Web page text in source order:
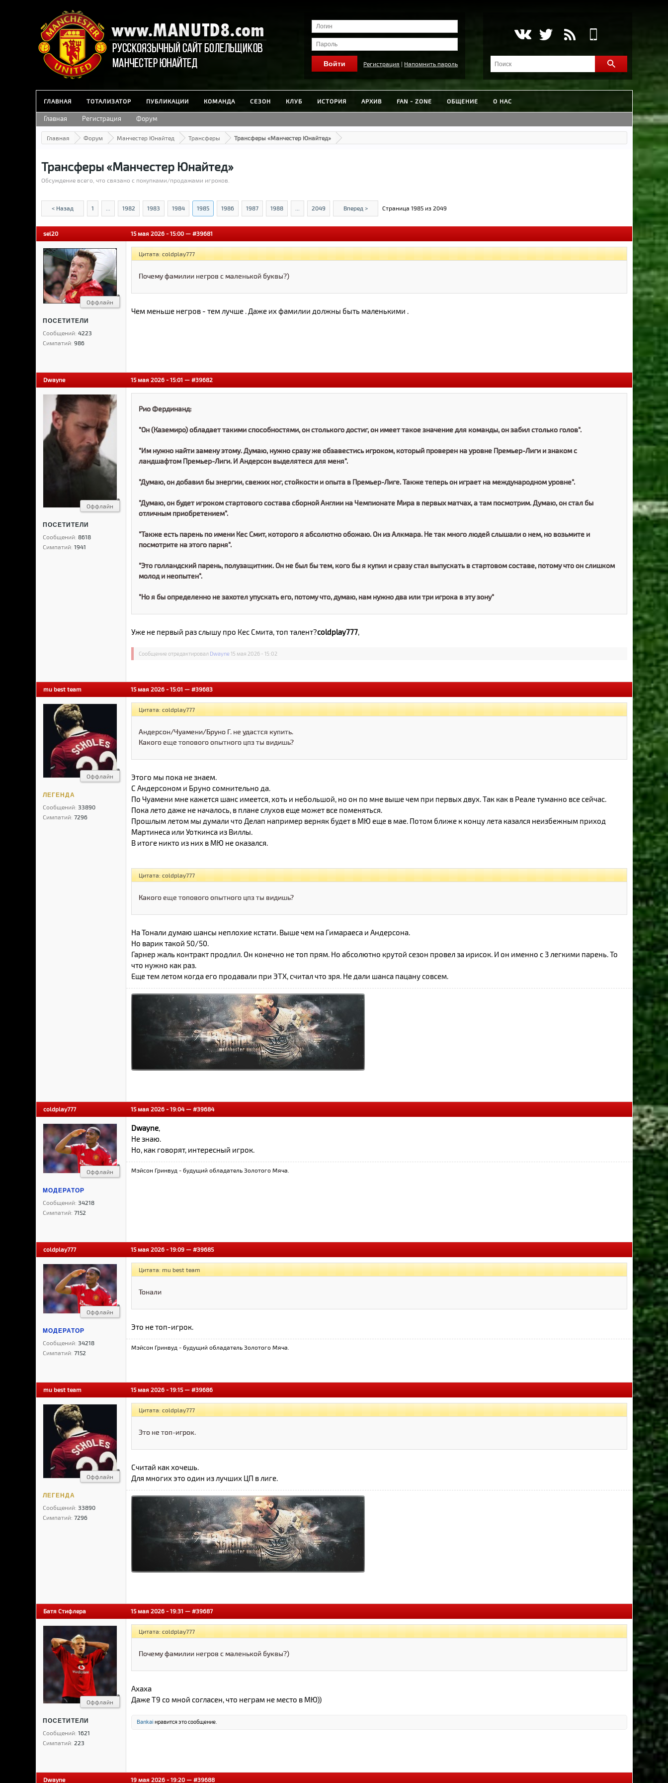
Регистрация | Напомнить пароль
ГЛАВНАЯ ТОТАЛИЗАТОР ПУБЛИКАЦИИ КОМАНДА СЕЗОН КЛУБ ИСТОРИЯ АРХИВ FAN - ZONE ОБЩЕНИЕ О НАС
Главная Регистрация Форум
Главная Форум Манчестер Юнайтед Трансферы Трансферы «Манчестер Юнайтед»
Трансферы «Манчестер Юнайтед»
Обсуждение всего, что связано с покупками/продажами игроков.
< Назад 1 1982 1983 1984 1985 1986 1987 1988 2049 Вперед > Страница 1985 из 2049
sel20 15 мая 2026 - 15:00 — #39681
Оффлайн
ПОСЕТИТЕЛИ
Сообщений: 4223
Симпатий: 986
Цитата: coldplay777
Почему фамилии негров с маленькой буквы?)
Чем меньше негров - тем лучше . Даже их фамилии должны быть маленькими .
Dwayne 15 мая 2026 - 15:01 — #39682
Оффлайн
ПОСЕТИТЕЛИ
Сообщений: 8618
Симпатий: 1941
Рио Фердинанд:
"Он (Каземиро) обладает такими способностями, он столького достиг, он имеет такое значение для команды, он забил столько голов".
"Им нужно найти замену этому. Думаю, нужно сразу же обзавестись игроком, который проверен на уровне Премьер-Лиги и знаком с
ландшафтом Премьер-Лиги. И Андерсон выделятеся для меня".
"Думаю, он добавил бы энергии, свежих ног, стойкости и опыта в Премьер-Лиге. Также теперь он играет на международном уровне".
"Думаю, он будет игроком стартового состава сборной Англии на Чемпионате Мира в первых матчах, а там посмотрим. Думаю, он стал бы
отличным приобретением".
"Также есть парень по имени Кес Смит, которого я абсолютно обожаю. Он из Алкмара. Не так много людей слышали о нем, но возьмите и
посмотрите на этого парня".
"Это голландский парень, полузащитник. Он не был бы тем, кого бы я купил и сразу стал выпускать в стартовом составе, потому что он слишком
молод и неопытен".
"Но я бы определенно не захотел упускать его, потому что, думаю, нам нужно два или три игрока в эту зону"
Уже не первый раз слышу про Кес Смита, топ талент?coldplay777,
Сообщение отредактировал Dwayne15 мая 2026 - 15:02
mu best team 15 мая 2026 - 15:01 — #39683
Оффлайн
ЛЕГЕНДА
Сообщений: 33890
Симпатий: 7296
Цитата: coldplay777
Андерсон/Чуамени/Бруно Г. не удастся купить.
Какого еще топового опытного цпз ты видишь?
Этого мы пока не знаем.
С Андерсоном и Бруно сомнительно да.
По Чуамени мне кажется шанс имеется, хоть и небольшой, но он по мне выше чем при первых двух. Так как в Реале туманно все сейчас.
Пока лето даже не началось, в плане слухов еще может все поменяться.
Прошлым летом мы думали что Делап например верняк будет в МЮ еще в мае. Потом ближе к концу лета казался неизбежным приход
Мартинеса или Уоткинса из Виллы.
В итоге никто из них в МЮ не оказался.
Цитата: coldplay777
Какого еще топового опытного цпз ты видишь?
На Тонали думаю шансы неплохие кстати. Выше чем на Гимараеса и Андерсона.
Но варик такой 50/50.
Гарнер жаль контракт продлил. Он конечно не топ прям. Но абсолютно крутой сезон провел за ирисок. И он именно с 3 легкими парень. То
что нужно как раз.
Еще тем летом когда его продавали при ЭТХ, считал что зря. Не дали шанса пацану совсем.
coldplay777 15 мая 2026 - 19:04 — #39684
Оффлайн
МОДЕРАТОР
Сообщений: 34218
Симпатий: 7152
Dwayne,
Не знаю.
Но, как говорят, интересный игрок.
Мэйсон Гринвуд - будущий обладатель Золотого Мяча.
coldplay777 15 мая 2026 - 19:09 — #39685
Оффлайн
МОДЕРАТОР
Сообщений: 34218
Симпатий: 7152
Цитата: mu best team
Тонали
Это не топ-игрок.
Мэйсон Гринвуд - будущий обладатель Золотого Мяча.
mu best team 15 мая 2026 - 19:15 — #39686
Оффлайн
ЛЕГЕНДА
Сообщений: 33890
Симпатий: 7296
Цитата: coldplay777
Это не топ-игрок.
Считай как хочешь.
Для многих это один из лучших ЦП в лиге.
Батя Стифлера 15 мая 2026 - 19:31 — #39687
Оффлайн
ПОСЕТИТЕЛИ
Сообщений: 1621
Симпатий: 223
Цитата: coldplay777
Почему фамилии негров с маленькой буквы?)
Ахаха
Даже Т9 со мной согласен, что неграм не место в МЮ))
Bankai нравится это сообщение.
Dwayne 19 мая 2026 - 19:20 — #39688